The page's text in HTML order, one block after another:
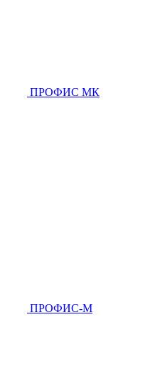
ПРОФИС МК
ПРОФИС-М